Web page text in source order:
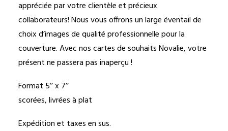
appréciée par votre clientèle et précieux
collaborateurs! Nous vous offrons un large éventail de
choix d’images de qualité professionnelle pour la
couverture. Avec nos cartes de souhaits Novalie, votre
présent ne passera pas inaperçu !
Format 5’’ x 7’’
scorées, livrées à plat
Expédition et taxes en sus.